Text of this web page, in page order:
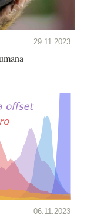
29.11.2023
06.11.2023